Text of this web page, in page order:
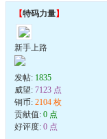
【特码力量】
新手上路
发帖: 1835
威望: 7123 点
铜币: 2104 枚
贡献值: 0 点
好评度: 0 点